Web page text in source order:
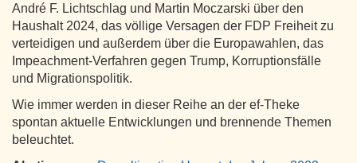
André F. Lichtschlag und Martin Moczarski über den
Haushalt 2024, das völlige Versagen der FDP Freiheit zu
verteidigen und außerdem über die Europawahlen, das
Impeachment-Verfahren gegen Trump, Korruptionsfälle
und Migrationspolitik.
Wie immer werden in dieser Reihe an der ef-Theke
spontan aktuelle Entwicklungen und brennende Themen
beleuchtet.